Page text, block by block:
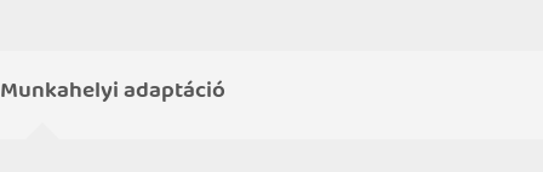
Munkahelyi adaptáció